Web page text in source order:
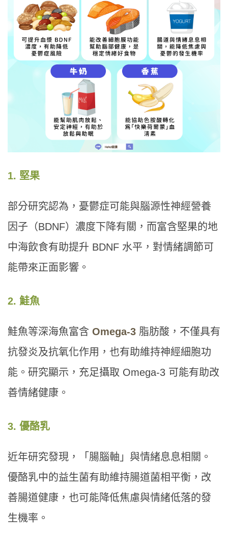
1. 堅果
部分研究認為，憂鬱症可能與腦源性神經營養
因子（BDNF）濃度下降有關，而富含堅果的地
中海飲食有助提升 BDNF 水平，對情緒調節可
能帶來正面影響。
2. 鮭魚
鮭魚等深海魚富含 Omega-3 脂肪酸，不僅具有
抗發炎及抗氧化作用，也有助維持神經細胞功
能。研究顯示，充足攝取 Omega-3 可能有助改
善情緒健康。
3. 優酪乳
近年研究發現，「腸腦軸」與情緒息息相關。
優酪乳中的益生菌有助維持腸道菌相平衡，改
善腸道健康，也可能降低焦慮與情緒低落的發
生機率。